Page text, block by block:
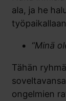
ala, ja he
“Minä
Tähän
ongelmien